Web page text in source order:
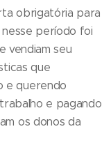
obrigatória para
período foi
vendiam seu
que
e querendo
e pagando
os donos da